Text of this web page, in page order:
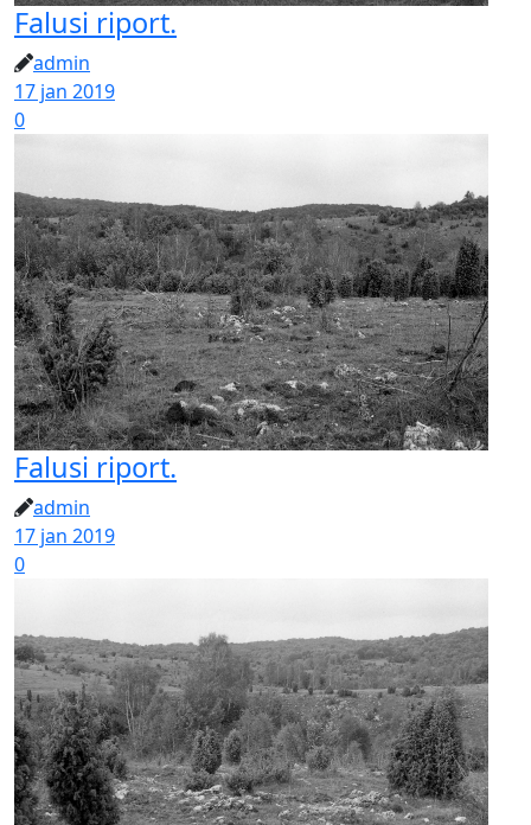
Falusi riport.
admin
17 jan 2019
0
Falusi riport.
admin
17 jan 2019
0